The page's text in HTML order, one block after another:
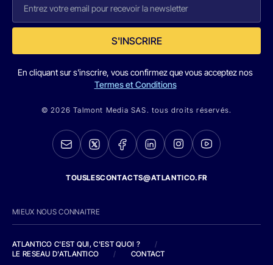
S'INSCRIRE
En cliquant sur s'inscrire, vous confirmez que vous acceptez nos
Termes et Conditions
© 2026 Talmont Media SAS. tous droits réservés.
TOUSLESCONTACTS@ATLANTICO.FR
MIEUX NOUS CONNAITRE
ATLANTICO C'EST QUI, C'EST QUOI ?
/
LE RESEAU D'ATLANTICO
/ CONTACT